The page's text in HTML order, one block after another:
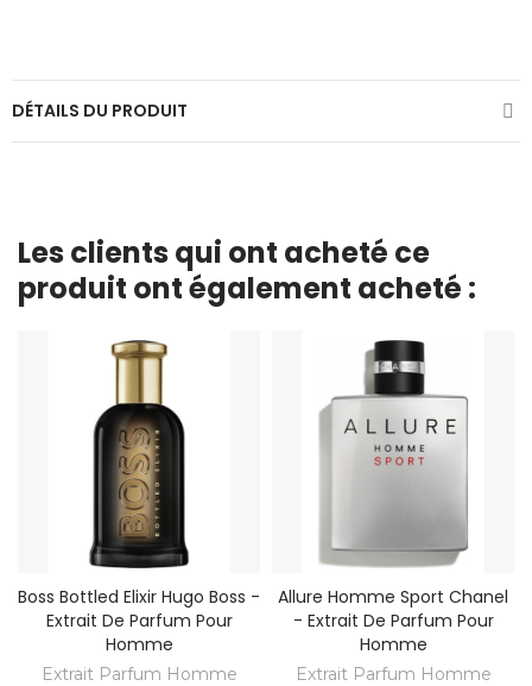
DÉTAILS DU PRODUIT
Les clients qui ont acheté ce
produit ont également acheté :
Boss Bottled Elixir Hugo Boss -
Extrait De Parfum Pour
Homme
Extrait Parfum Homme
Allure Homme Sport Chanel
- Extrait De Parfum Pour
Homme
Extrait Parfum Homme